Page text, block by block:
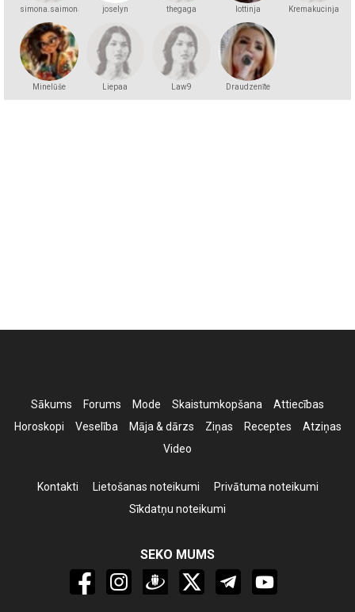
simona.saimona joselyn thegaga lottinja Kremakucinja
Minelūše Liepaa Law9 Draudzenīte
Sākums Forums Mode Skaistumkopšana
Attiecības
Horoskopi
Veselība Māja & dārzs Ziņas Receptes
Atziņas
Video
Kontakti Lietošanas noteikumi
Privātuma noteikumi
Sīkdatņu noteikumi
SEKO MUMS